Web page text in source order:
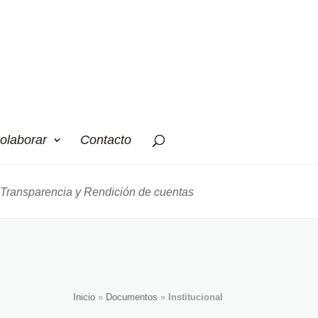
Contacto
Transparencia y Rendición de cuentas
Inicio» Documentos » Institucional